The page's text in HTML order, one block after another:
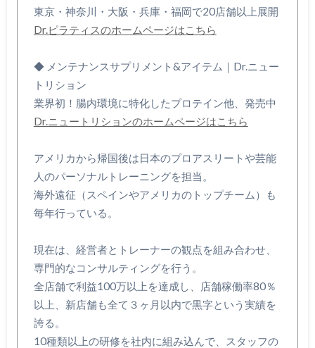
東京・神奈川・大阪・兵庫・福岡で20店舗以上展開
Dr.ピラティスのホームページはこちら
◆ メンテナンスサプリメント&アイテム｜Dr.ニュー
トリション
業界初！腸内環境に特化したプロテイン他、発売中
Dr.ニュートリションのホームページはこちら
アメリカから帰国後は日本のプロアスリートや芸能
人のパーソナルトレーニングを担当。
海外遠征（スペインやアメリカのトップチーム）も
毎年行っている。
現在は、経営者とトレーナーの観点を組み合わせ、
専門的なコンサルティングを行う。
全店舗で利益100万以上を達成し、店舗稼働率80％
以上、新店舗も全て３ヶ月以内で黒字という実績を
誇る。
10種類以上の研修を社内に組み込んで、スタッフの